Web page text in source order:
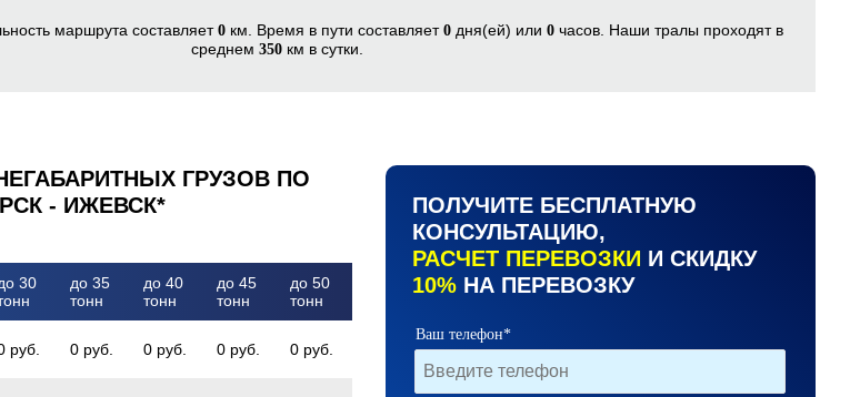
маршрута составляет 0км. Время в пути составляет 0дня(ей) или 0часов. Наши тралы проходят в
среднем350 км в сутки.
ГРУЗОВ ПО
- ИЖЕВСК*
30
до 35
тонн
до 40
тонн
до 45
тонн
до 50
тонн
руб. 0 руб. 0 руб. 0 руб. 0 руб.
ПОЛУЧИТЕ БЕСПЛАТНУЮ
КОНСУЛЬТАЦИЮ,
РАСЧЕТ ПЕРЕВОЗКИ И СКИДКУ
10%НА ПЕРЕВОЗКУ
Ваш телефон*